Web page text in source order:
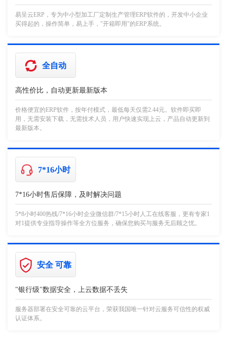
易呈云ERP，专为中小型加工厂定制生产管理ERP软件的，开发中小企业
买得起的，操作简单，易上手，"开箱即用"的ERP系统。
全自动
高性价比，自动更新最新版本
价格便宜的ERP软件，按年付模式，最低每天仅需2.44元。软件即买即
用，无需安装下载，无需技术人员，用户快速实现上云，产品自动更新到
最新版本。
7*16小时
7*16小时售后保障，及时解决问题
5*8小时400热线/7*16小时企业微信群/7*15小时人工在线客服，更有专家1
对1提供专业指导操作等全方位服务，确保您购买与服务无后顾之忧。
安全 可靠
"银行级"数据安全，上云数据不丢失
服务器部署在安全可靠的云平台，荣获我国唯一针对云服务可信性的权威
认证体系。